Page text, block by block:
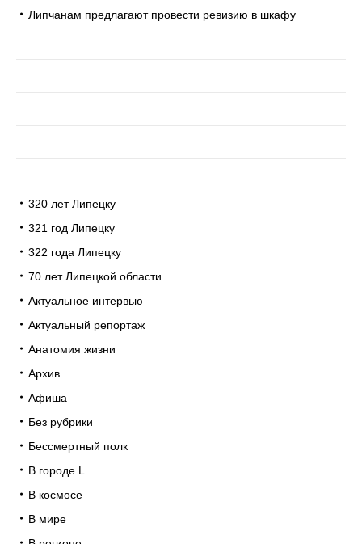
Липчанам предлагают провести ревизию в шкафу
320 лет Липецку
321 год Липецку
322 года Липецку
70 лет Липецкой области
Актуальное интервью
Актуальный репортаж
Анатомия жизни
Архив
Афиша
Без рубрики
Бессмертный полк
В городе L
В космосе
В мире